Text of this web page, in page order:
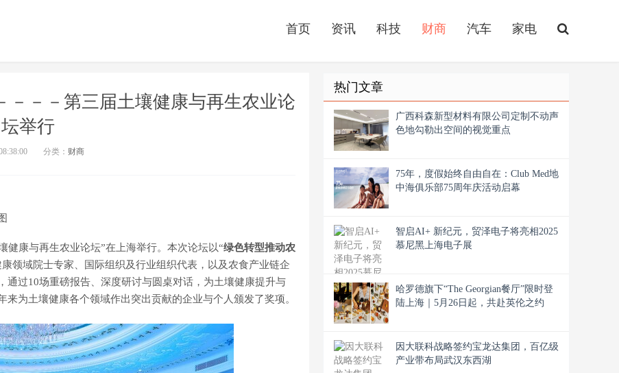
首页 资讯 科技 财商 汽车 家电
－－－第三届土壤健康与再生农业论
坛举行
分类： 财商
健康与再生农业论坛”在上海举行。本次论坛以“绿色转型推动农
领域院士专家、国际组织及行业组织代表，以及农食产业链企
通过10场重磅报告、深度研讨与圆桌对话，为土壤健康提升与
为土壤健康各个领域作出突出贡献的企业与个人颁发了奖项。
热门文章
广西科森新型材料有限公司定制不动声
色地勾勒出空间的视觉重点
75年，度假始终自由自在：Club Med地
中海俱乐部75周年庆活动启幕
智启AI+ 新纪元，贸泽电子将亮相2025
慕尼黑上海电子展
哈罗德旗下“The Georgian餐厅”限时登
陆上海｜5月26日起，共赴英伦之约
因大联科战略签约宝龙达集团，百亿级
产业带布局武汉东西湖